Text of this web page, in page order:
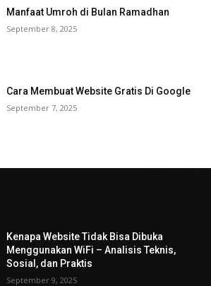
Manfaat Umroh di Bulan Ramadhan
September 8, 2025
Cara Membuat Website Gratis Di Google
September 7, 2025
Kenapa Website Tidak Bisa Dibuka
Menggunakan WiFi – Analisis Teknis,
Sosial, dan Praktis
September 9, 2025